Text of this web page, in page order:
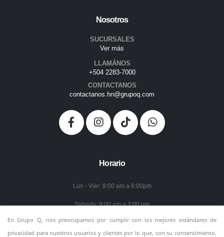
Nosotros
SUCURSALES
Ver más
LLAMÁNOS
+504 2283-7000
CONTACTANOS
contactanos.hn@grupoq.com
Horario
Lun - Vier: 8:00 am a 6:00pm
Sabado: 9:00 am a 3:00 pm
Domingo: Cerrado
En Grupo Q, nos preocupamos por cumplir con los mejores estándares de
privacidad para nuestros usuarios y clientes por lo que, con su consentimiento,